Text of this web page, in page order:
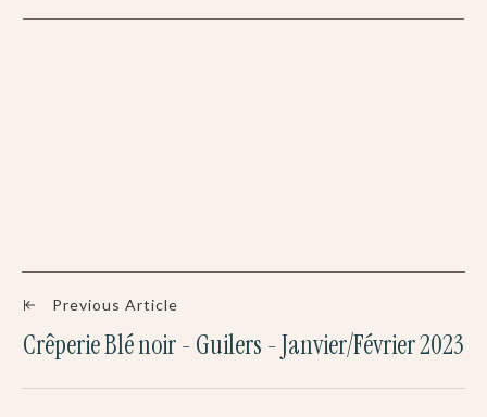
Previous Article
Crêperie Blé noir - Guilers - Janvier/Février 2023